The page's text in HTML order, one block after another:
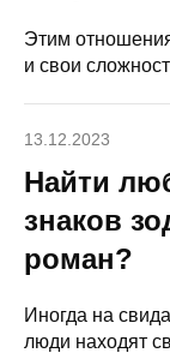
Этим
и свои
13.12.2023
Найти
знаков
роман?
Иногда на
люди находят